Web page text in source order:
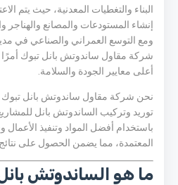
البناء والتغطيات المعدنية، حيث يتم
إنشاء المستودعات والمصانع والهناجر
ومع التوسع العمراني والصناعي في
شركة مقاول ساندوتش بانل تبوك أمرًا
أعلى معايير الجودة والسلامة.
نحن شركة مقاول ساندوتش بانل
توريد وتركيب الساندوتش بانل
باستخدام أفضل المواد وتنفيذ الأعمال
المعتمدة، مما يضمن الحصول على
ما هو الساندوتش